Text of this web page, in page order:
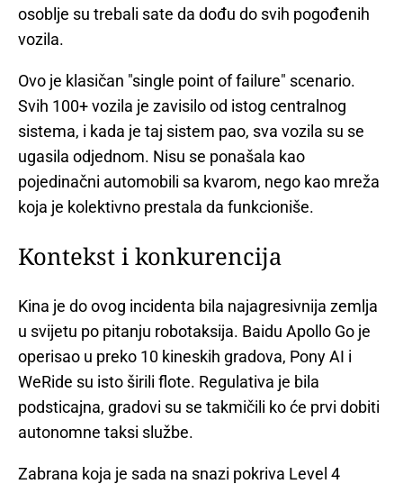
osoblje su trebali sate da dođu do svih pogođenih
vozila.
Ovo je klasičan "single point of failure" scenario.
Svih 100+ vozila je zavisilo od istog centralnog
sistema, i kada je taj sistem pao, sva vozila su se
ugasila odjednom. Nisu se ponašala kao
pojedinačni automobili sa kvarom, nego kao mreža
koja je kolektivno prestala da funkcioniše.
Kontekst i konkurencija
Kina je do ovog incidenta bila najagresivnija zemlja
u svijetu po pitanju robotaksija. Baidu Apollo Go je
operisao u preko 10 kineskih gradova, Pony AI i
WeRide su isto širili flote. Regulativa je bila
podsticajna, gradovi su se takmičili ko će prvi dobiti
autonomne taksi službe.
Zabrana koja je sada na snazi pokriva Level 4